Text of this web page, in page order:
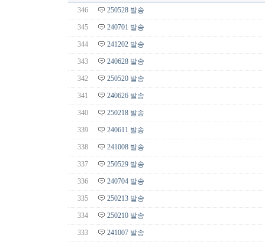
346 250528 발송
345 240701 발송
344 241202 발송
343 240628 발송
342 250520 발송
341 240626 발송
340 250218 발송
339 240611 발송
338 241008 발송
337 250529 발송
336 240704 발송
335 250213 발송
334 250210 발송
333 241007 발송